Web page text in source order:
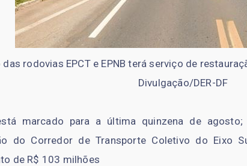
das rodovias EPCT e EPNB terá serviço de
Divulgação/DER-DF
marcado para a última quinzena de
do Corredor de Transporte Coletivo do Eixo
de R$ 103 milhões